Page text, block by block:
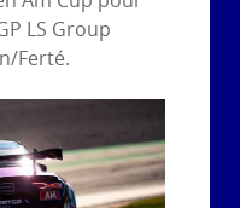
LS Group
Ferté.